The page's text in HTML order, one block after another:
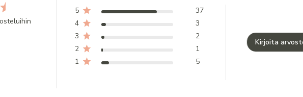
5
37
4
3
3
2
2
1
1
5
Kirjoita